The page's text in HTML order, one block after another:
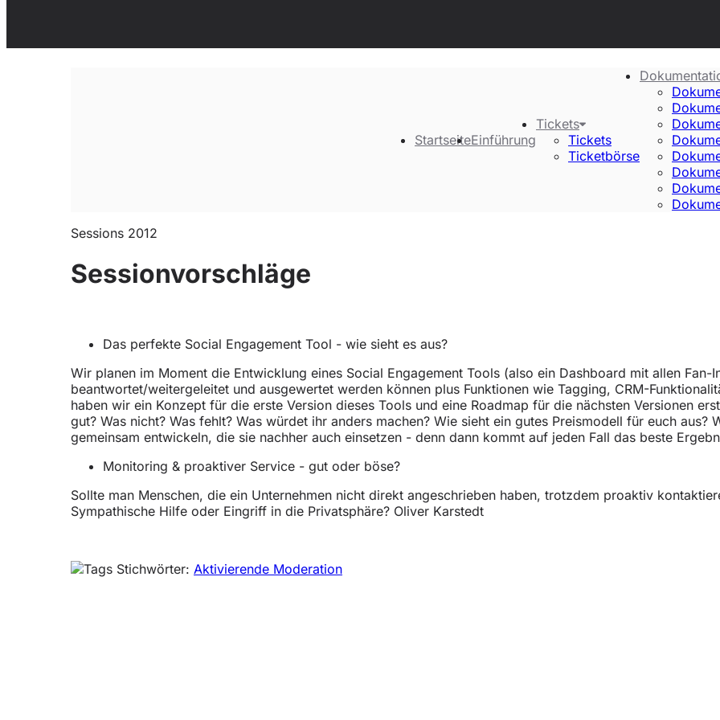
StartseiteEinführung
Tickets
Tickets
Ticketbörse
Sessions 2012
Sessionvorschläge
Das perfekte Social Engagement Tool - wie sieht es aus?
Wir planen im Moment die Entwicklung eines Social Engagement Tools (also ein Dashboard mit allen
beantwortet/weitergeleitet und ausgewertet werden können plus Funktionen wie Tagging, CRM-
haben wir ein Konzept für die erste Version dieses Tools und eine Roadmap für die nächsten Versionen
gut? Was nicht? Was fehlt? Was würdet ihr anders machen? Wie sieht ein gutes Preismodell für euch
gemeinsam entwickeln, die sie nachher auch einsetzen - denn dann kommt auf jeden Fall das beste
Monitoring & proaktiver Service - gut oder böse?
Sollte man Menschen, die ein Unternehmen nicht direkt angeschrieben haben, trotzdem proaktiv
Sympathische Hilfe oder Eingriff in die Privatsphäre? Oliver Karstedt
Stichwörter: Aktivierende Moderation